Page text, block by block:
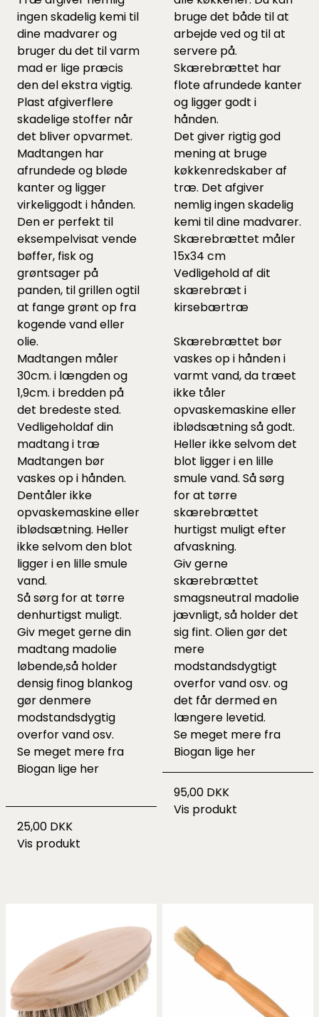
ingen skadelig kemi til
dine madvarer og
bruger du det til varm
mad er lige præcis
den del ekstra vigtig.
Plast afgiverflere
skadelige stoffer når
det bliver opvarmet.
Madtangen har
afrundede og bløde
kanter og ligger
virkeliggodt i hånden.
Den er perfekt til
eksempelvisat vende
bøffer, fisk og
grøntsager på
panden, til grillen ogtil
at fange grønt op fra
kogende vand eller
olie.
Madtangen måler
30cm. i længden og
1,9cm. i bredden på
det bredeste sted.
Vedligeholdaf din
madtang i træ
Madtangen bør
vaskes op i hånden.
Dentåler ikke
opvaskemaskine eller
iblødsætning. Heller
ikke selvom den blot
ligger i en lille smule
vand.
Så sørg for at tørre
denhurtigst muligt.
Giv meget gerne din
madtang madolie
løbende,så holder
densig finog blankog
gør denmere
modstandsdygtig
overfor vand osv.
Se meget mere fra
Biogan lige her
25,00 DKK
Vis produkt
bruge det både til at
arbejde ved og til at
servere på.
Skærebrættet har
flote afrundede kanter
og ligger godt i
hånden.
Det giver rigtig god
mening at bruge
køkkenredskaber af
træ. Det afgiver
nemlig ingen skadelig
kemi til dine madvarer.
Skærebrættet måler
15x34 cm
Vedligehold af dit
skærebræt i
kirsebærtræ
Skærebrættet bør
vaskes op i hånden i
varmt vand, da træet
ikke tåler
opvaskemaskine eller
iblødsætning så godt.
Heller ikke selvom det
blot ligger i en lille
smule vand. Så sørg
for at tørre
skærebrættet
hurtigst muligt efter
afvaskning.
Giv gerne
skærebrættet
smagsneutral madolie
jævnligt, så holder det
sig fint. Olien gør det
mere
modstandsdygtigt
overfor vand osv. og
det får dermed en
længere levetid.
Se meget mere fra
Biogan lige her
95,00 DKK
Vis produkt